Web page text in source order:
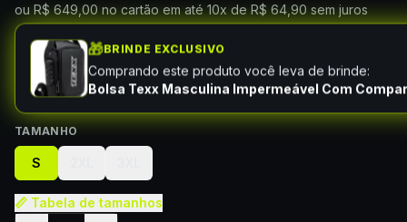
ou R$ 649,00 no cartão em até 10x de R$ 64,90 sem juros
🎁BRINDE EXCLUSIVO
Comprando este produto você leva de brinde:
Bolsa Texx Masculina Impermeável Com
TAMANHO
S
📏 Tabela de tamanhos